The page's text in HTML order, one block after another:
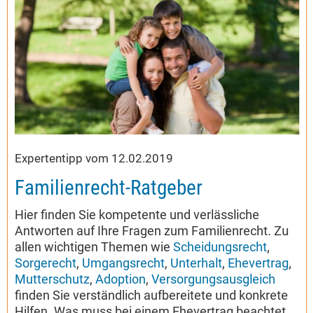
Expertentipp vom 12.02.2019
Familienrecht-Ratgeber
Hier finden Sie kompetente und verlässliche
Antworten auf Ihre Fragen zum Familienrecht. Zu
allen wichtigen Themen wie Scheidungsrecht,
Sorgerecht, Umgangsrecht, Unterhalt, Ehevertrag,
Mutterschutz, Adoption, Versorgungsausgleich
finden Sie verständlich aufbereitete und konkrete